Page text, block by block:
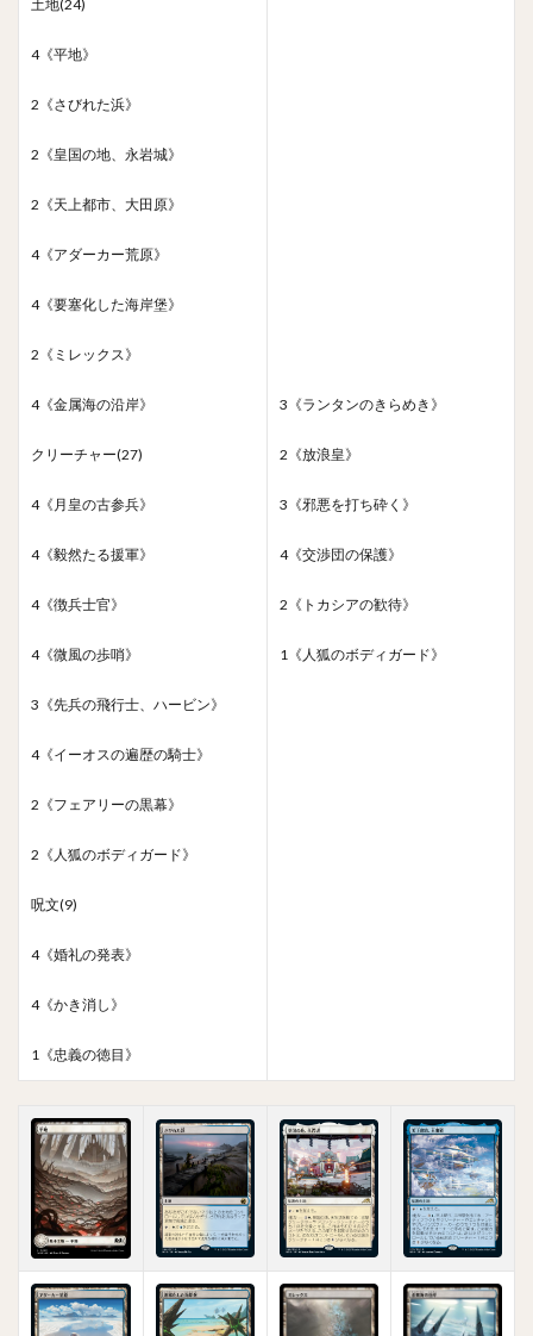
土地(24)
4《平地》
2《さびれた浜》
2《皇国の地、永岩城》
2《天上都市、大田原》
4《アダーカー荒原》
4《要塞化した海岸堡》
2《ミレックス》
4《金属海の沿岸》
クリーチャー(27)
4《月皇の古参兵》
4《毅然たる援軍》
4《徴兵士官》
4《微風の歩哨》
3《先兵の飛行士、ハービン》
4《イーオスの遍歴の騎士》
2《フェアリーの黒幕》
2《人狐のボディガード》
呪文(9)
4《婚礼の発表》
4《かき消し》
1《忠義の徳目》
3《ランタンのきらめき》
2《放浪皇》
3《邪悪を打ち砕く》
4《交渉団の保護》
2《トカシアの歓待》
1《人狐のボディガード》